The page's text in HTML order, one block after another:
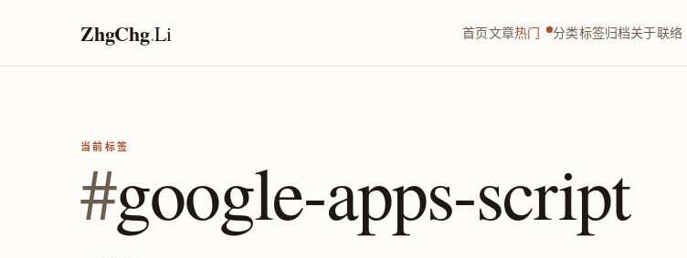
ZhgChg.Li 首页文章热门 分类标签归档关于联络
当前标签
#google-apps-script